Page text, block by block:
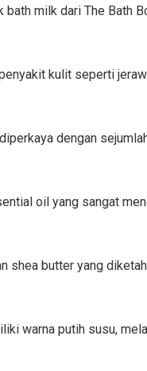
milk dari The Bath
kulit seperti
dengan
oil yang sangat
shea butter yang
warna putih susu,